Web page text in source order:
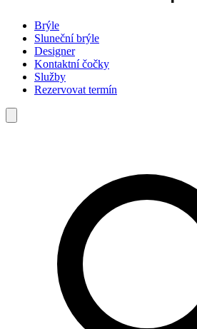
Brýle
Sluneční brýle
Designer
Kontaktní čočky
Služby
Rezervovat termín